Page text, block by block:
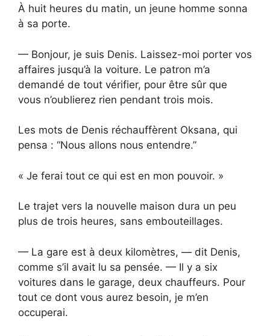
À huit heures du matin, un jeune homme sonna
à sa porte.
— Bonjour, je suis Denis. Laissez-moi porter vos
affaires jusqu’à la voiture. Le patron m’a
demandé de tout vérifier, pour être sûr que
vous n’oublierez rien pendant trois mois.
Les mots de Denis réchauffèrent Oksana, qui
pensa : “Nous allons nous entendre.”
« Je ferai tout ce qui est en mon pouvoir. »
Le trajet vers la nouvelle maison dura un peu
plus de trois heures, sans embouteillages.
— La gare est à deux kilomètres, — dit Denis,
comme s’il avait lu sa pensée. — Il y a six
voitures dans le garage, deux chauffeurs. Pour
tout ce dont vous aurez besoin, je m’en
occuperai.